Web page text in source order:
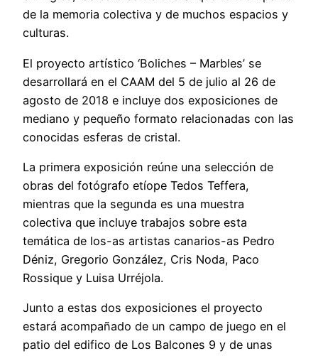
de la memoria colectiva y de muchos espacios y
culturas.
El proyecto artístico ‘Boliches – Marbles’ se
desarrollará en el CAAM del 5 de julio al 26 de
agosto de 2018 e incluye dos exposiciones de
mediano y pequeño formato relacionadas con las
conocidas esferas de cristal.
La primera exposición reúne una selección de
obras del fotógrafo etíope Tedos Teffera,
mientras que la segunda es una muestra
colectiva que incluye trabajos sobre esta
temática de los-as artistas canarios-as Pedro
Déniz, Gregorio González, Cris Noda, Paco
Rossique y Luisa Urréjola.
Junto a estas dos exposiciones el proyecto
estará acompañado de un campo de juego en el
patio del edifico de Los Balcones 9 y de unas